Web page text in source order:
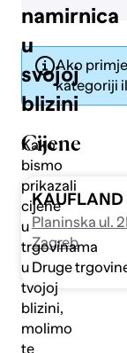
namirnica
u
svojoj
blizini
Kako
bismo
prikazali
cijene
u
trgovinama
u
tvojoj
blizini,
molimo
Pošalji
Ako
kategoriji
Cijene
KAUFLAND
Planinska ul.
Zagreb
Druge